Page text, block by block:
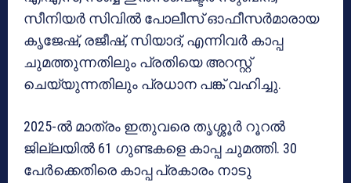
സീനിയര്‍ സിവില്‍ പോലീസ് ഓഫീസര്‍മാരായ
കൃജേഷ്, രജീഷ്, സിയാദ്, എന്നിവര്‍ കാപ്പ
ചുമത്തുന്നതിലും പ്രതിയെ അറസ്റ്റ്
ചെയ്യുന്നതിലും പ്രധാന പങ്ക് വഹിച്ചു.
2025-ൽ മാത്രം ഇതുവരെ തൃശ്ശൂർ റൂറൽ
ജില്ലയിൽ 61 ഗുണ്ടകളെ കാപ്പ ചുമത്തി. 30
പേർക്കെതിരെ കാപ്പ പ്രകാരം നാടു